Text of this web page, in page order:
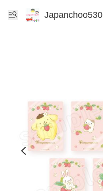
Japanchoo530